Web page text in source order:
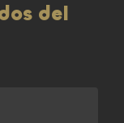
del